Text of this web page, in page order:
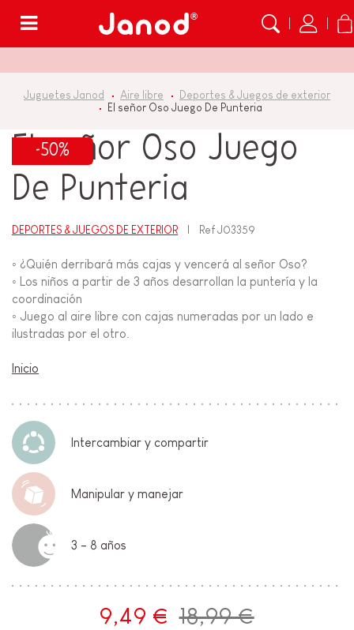
Juguetes Janod Aire libre
Deportes & Juegos de exterior
El señor Oso Juego De Punteria
-50%
El señor Oso Juego
De Punteria
DEPORTES & JUEGOS DE EXTERIOR RefJ03359
◦ ¿Quién derribará más cajas y vencerá al señor Oso?
◦ Los niños a partir de 3 años desarrollan la puntería y la
coordinación
◦ Juego al aire libre con cajas numeradas por un lado e
ilustradas por el otro.
Inicio
Intercambiar y compartir
Manipular y manejar
3 - 8 años
9,49 € 18,99 €